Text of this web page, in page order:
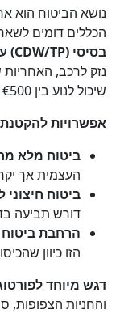
נושא הביטוח הוא
הכללים דומים
בסיסי (CDW/TP) עם השתתפות עצמית.
נזק לרכב,
שיכול לנוע בין €500 ל-€2000 תלוי ברכב ובחברה.
אפשרויות
ביטוח מלא
העצמית אך יקר (20-30€
ביטוח
דורש תביעה
הרחבת ביטוח
הזו כיוון
דגש מיוחד
והחניות הצפופות,